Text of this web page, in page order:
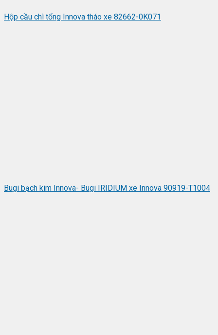
Hộp cầu chì tổng Innova tháo xe 82662-0K071
Bugi bạch kim Innova- Bugi IRIDIUM xe Innova 90919-T1004